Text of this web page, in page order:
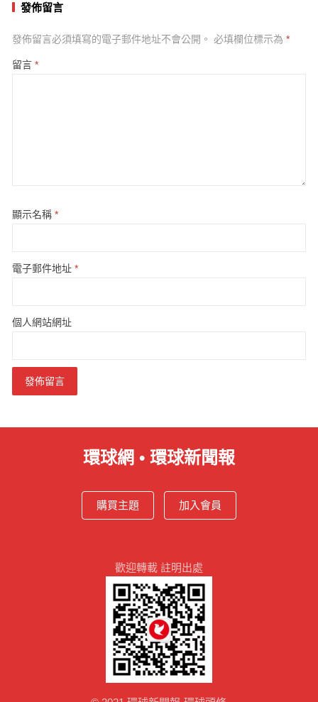
發佈留言
發佈留言必須填寫的電子郵件地址不會公開。 必填欄位標示為 *
留言 *
顯示名稱 *
電子郵件地址 *
個人網站網址
環球網 • 環球新聞報
購買主題 加入會員
歡迎轉載 註明出處